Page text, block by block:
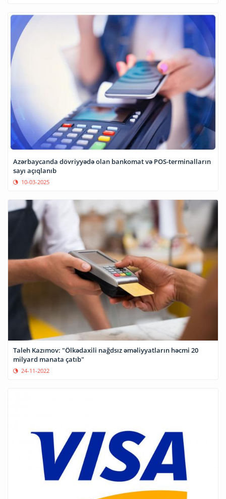
Azərbaycanda dövriyyədə olan bankomat və POS-terminalların
sayı açıqlanıb
10-03-2025
Taleh Kazımov: "Ölkədaxili nağdsız əməliyyatların həcmi 20
milyard manata çatıb"
24-11-2022